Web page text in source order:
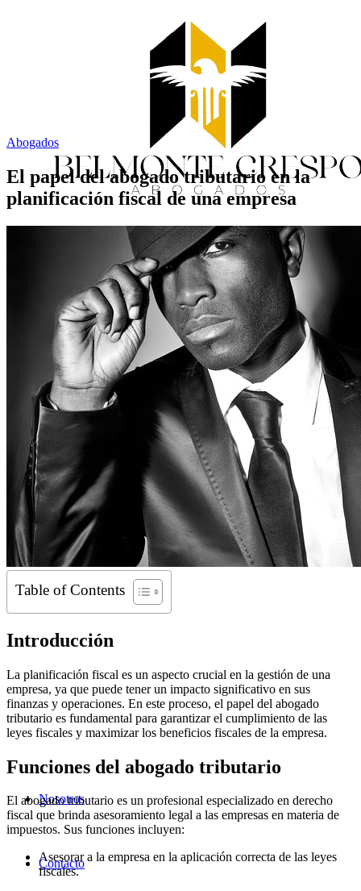
Servicios
Nosotros
Contacto
Abogados
El papel del abogado tributario en la
planificación fiscal de una empresa
Table of Contents
Introducción
La planificación fiscal es un aspecto crucial en la gestión de una
empresa, ya que puede tener un impacto significativo en sus
finanzas y operaciones. En este proceso, el papel del abogado
tributario es fundamental para garantizar el cumplimiento de las
leyes fiscales y maximizar los beneficios fiscales de la empresa.
Funciones del abogado tributario
El abogado tributario es un profesional especializado en derecho
fiscal que brinda asesoramiento legal a las empresas en materia de
impuestos. Sus funciones incluyen:
Asesorar a la empresa en la aplicación correcta de las leyes
fiscales.